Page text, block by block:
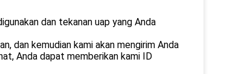
dan tekanan uap yang Anda
dan kemudian kami akan mengirim Anda
Anda dapat memberikan kami ID